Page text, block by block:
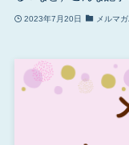
2023年7月20日 メルマ